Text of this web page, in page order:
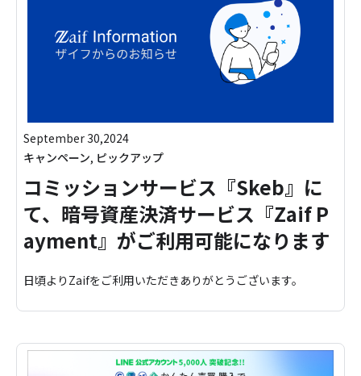
September 30,2024
キャンペーン, ピックアップ
コミッションサービス『Skeb』に
て、暗号資産決済サービス『Zaif P
ayment』がご利用可能になります
日頃よりZaifをご利用いただきありがとうございます。